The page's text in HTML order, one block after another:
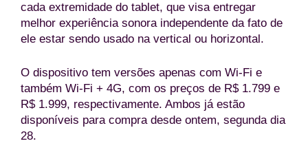
cada extremidade do tablet, que visa entregar
melhor experiência sonora independente da fato de
ele estar sendo usado na vertical ou horizontal.
O dispositivo tem versões apenas com Wi-Fi e
também Wi-Fi + 4G, com os preços de R$ 1.799 e
R$ 1.999, respectivamente. Ambos já estão
disponíveis para compra desde ontem, segunda dia
28.